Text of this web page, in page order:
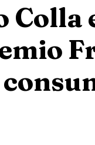
Colla